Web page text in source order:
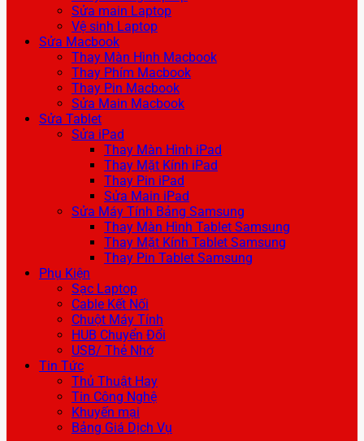
Sửa main Laptop
Vệ sinh Laptop
Sửa Macbook
Thay Màn Hình Macbook
Thay Phím Macbook
Thay Pin Macbook
Sửa Main Macbook
Sửa Tablet
Sửa iPad
Thay Màn Hình iPad
Thay Mặt Kính iPad
Thay Pin iPad
Sửa Main iPad
Sửa Máy Tính Bảng Samsung
Thay Màn Hình Tablet Samsung
Thay Mặt Kính Tablet Samsung
Thay Pin Tablet Samsung
Phụ Kiện
Sạc Laptop
Cable Kết Nối
Chuột Máy Tính
HUB Chuyển Đổi
USB/ Thẻ Nhớ
Tin Tức
Thủ Thuật Hay
Tin Công Nghệ
Khuyến mại
Bảng Giá Dịch Vụ